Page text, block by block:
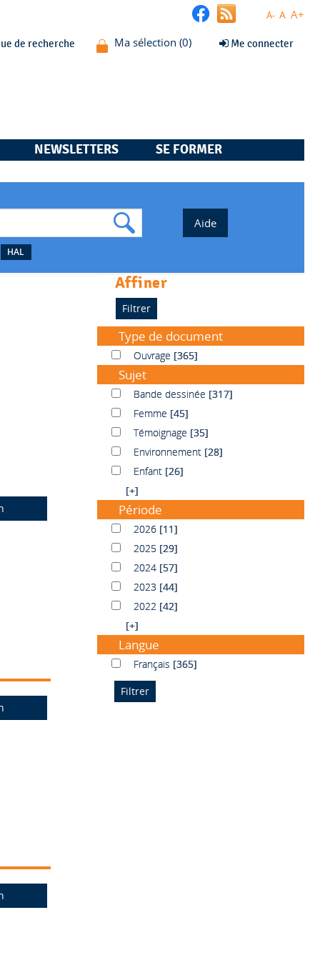
A- A A+
de recherche Me connecter
NEWSLETTERS SE FORMER
HAL
affiner
Type de document
OuvrageOuvrage [365]
Sujet
Bande dessinée
Bande dessinée [317]
FemmeFemme [45]
Témoignage
Témoignage [35]
Environnement
Environnement [28]
EnfantEnfant [26]
[+]
Période
20262026 [11]
20252025 [29]
20242024 [57]
20232023 [44]
20222022 [42]
[+]
Langue
FrançaisFrançais [365]